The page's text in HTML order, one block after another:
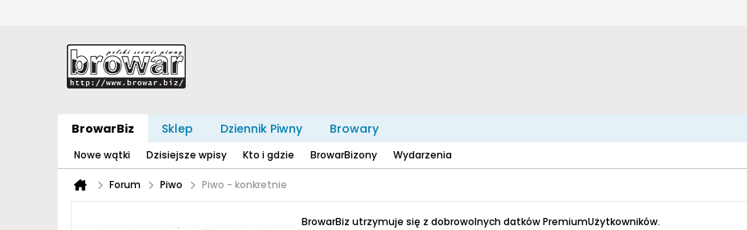
BrowarBiz Sklep Dziennik Piwny Browary
Nowe wątki Dzisiejsze wpisy Kto i gdzie BrowarBizony Wydarzenia
Forum Piwo Piwo - konkretnie
BrowarBiz utrzymuje się z dobrowolnych datków PremiumUżytkowników.